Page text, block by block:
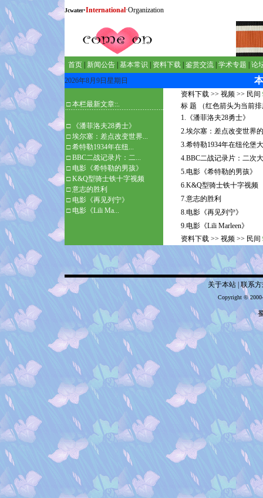
Jcwater·International·Organization
首页 新闻公告 基本常识 资料下载 鉴赏交流 学术专题
论
2026年8月9日星期日
□ 本栏最新文章::.
□
《潘菲洛夫28勇士》
□埃尔塞：差点改变世界...
□希特勒1934年在纽...
□BBC二战记录片：二...
□ 电影《希特勒的男孩》
□K&Q型骑士铁十字视频
□意志的胜利
□ 电影《再见列宁》
□ 电影《Lili Ma...
资料下载 >> 视频 >> 民间
标 题 （红色箭头为当前
1.《潘菲洛夫28勇士》
2.埃尔塞：差点改变世界
3.希特勒1934年在纽伦堡
4.BBC二战记录片：二次
5.电影《希特勒的男孩》
6.K&Q型骑士铁十字视频
7.意志的胜利
8.电影《再见列宁》
9.电影《Lili Marleen》
资料下载 >> 视频 >> 民间
关于本站 联系
Copyright ©